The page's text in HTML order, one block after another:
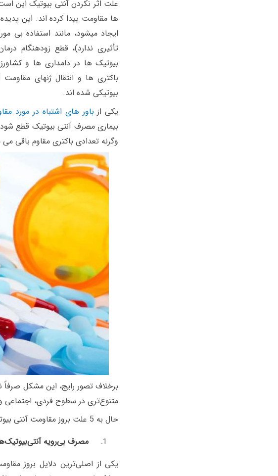
علت اثر نکردن آنتی بیوتیک این
ها مقاومت پیدا کرده اند. این
ایجاد میشود، مانند استفاده بی
تأثیری ندارد)، قطع زودهنگام
بیوتیک ها در دامداری ها و
باکتری ها و انتقال ژنهای
بیوتیکی شده اند.
یکی از باور های اشتباه در مورد
بیماری مصرف آنتی بیوتیک قطع
وگرنه تعدادی باکتری مقاوم باقی می
برخلاف تصور رایج، این مشکل
متنوع‌تری در سطوح فردی،
حال به 5 علت بروز مقاومت آنتی بیوتیکی می پردازیم:
مصرف بی‌رویه
یکی از اصلی‌ترین دلایل بروز